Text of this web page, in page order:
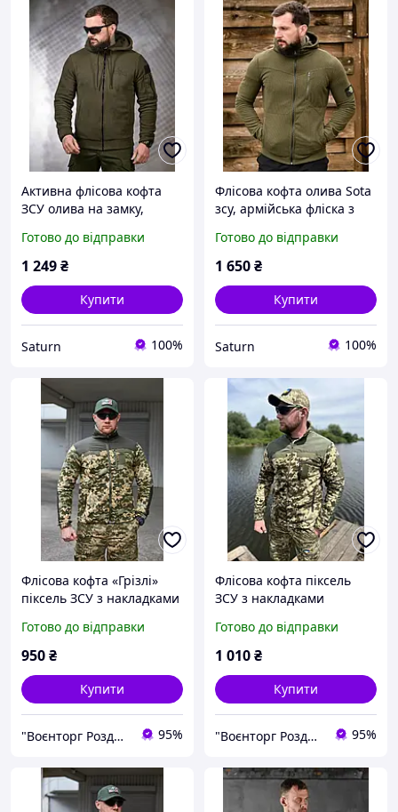
Активна флісова кофта
ЗСУ олива на замку,
капюшоном, армійська
фліска ЗСУ Ewerty
Готово до відправки
1 249₴
Купити
Saturn 100%
Флісова кофта олива Sota
зсу, армійська фліска з
тепла кофта фліска зсу
_M2_zx8c
Готово до відправки
1 650₴
Купити
Saturn 100%
Флісова кофта «Грізлі»
піксель ЗСУ з накладками
Готово до відправки
950₴
Купити
"Воєнторг Роздріб/Опт": На варті вашої безпеки! 95%
Флісова кофта піксель
ЗСУ з накладками
Готово до відправки
1 010₴
Купити
"Воєнторг Роздріб/Опт": На варті вашої безпеки! 95%